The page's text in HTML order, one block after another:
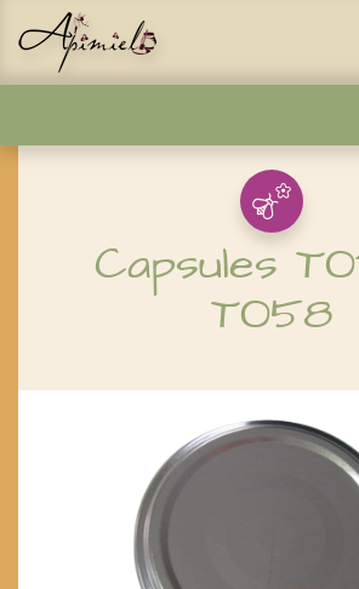
Capsules
TO58
Panneau de gestion des cookies